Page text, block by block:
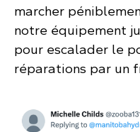
marcher
notre équipement
pour escalader le
réparations par un